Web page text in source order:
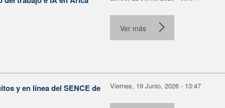
Ver más
y en línea del SENCE de Viernes, 19 Junio, 2026 - 13:47